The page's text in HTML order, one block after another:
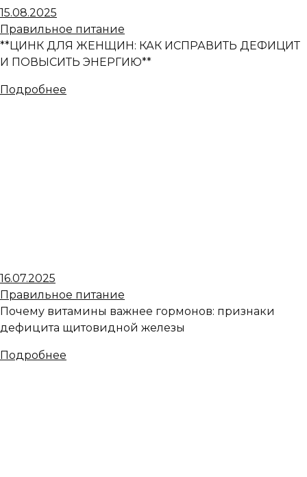
15.08.2025
Правильное питание
**ЦИНК ДЛЯ ЖЕНЩИН: КАК ИСПРАВИТЬ ДЕФИЦИТ
И ПОВЫСИТЬ ЭНЕРГИЮ**
Подробнее
16.07.2025
Правильное питание
Почему витамины важнее гормонов: признаки
дефицита щитовидной железы
Подробнее